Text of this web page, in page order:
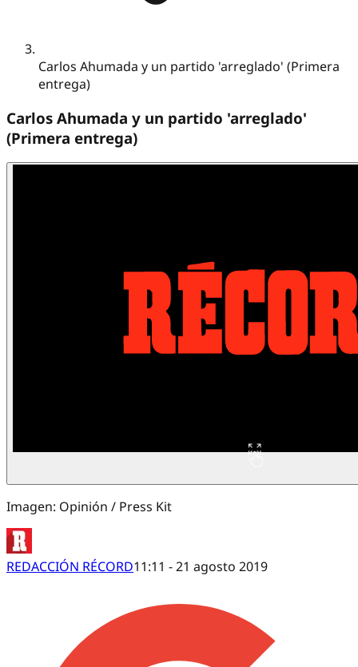
Carlos Ahumada y un partido 'arreglado' (Primera
entrega)
Carlos Ahumada y un partido 'arreglado'
(Primera entrega)
Imagen: Opinión / Press Kit
REDACCIÓN RÉCORD11:11 - 21 agosto 2019